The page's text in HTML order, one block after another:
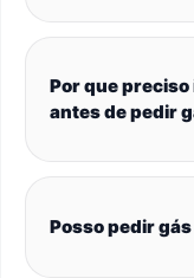
Por que
antes de pedir
Posso pedir